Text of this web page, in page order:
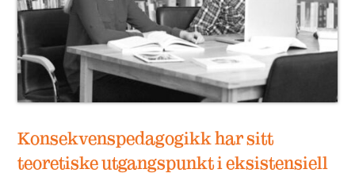
Kontaktinfo
Konsekvenspedagogikk har sitt
teoretiske utgangspunkt i eksistensiell